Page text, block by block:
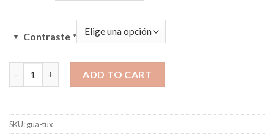
Contraste *
ADD TO CART
SKU:gua-tux